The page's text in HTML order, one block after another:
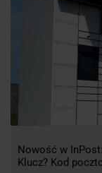
Nowość w
Klucz? Kod